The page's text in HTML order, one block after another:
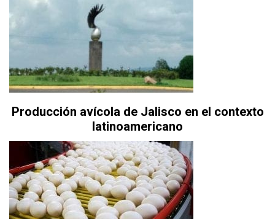
Producción avícola de Jalisco en el contexto
latinoamericano